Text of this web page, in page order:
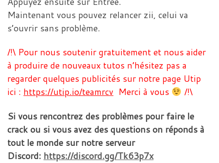
Maintenant vous pouvez relancer zii, celui va
s’ouvrir sans problème.
/!\ Pour nous soutenir gratuitement et nous aider
à produire de nouveaux tutos n’hésitez pas a
regarder quelques publicités sur notre page Utip
ici : https://utip.io/teamrcv Merci à vous
/!\
Si vous rencontrez des problèmes pour faire le
crack ou si vous avez des questions on réponds à
tout le monde sur notre serveur
Discord: https://discord.gg/Tk63p7x